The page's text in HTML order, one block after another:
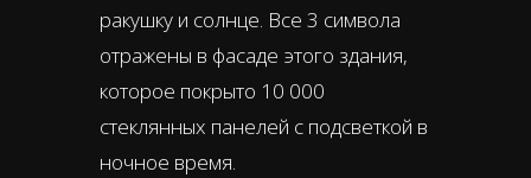
ракушку и солнце. Все 3 символа
отражены в фасаде этого здания,
которое покрыто 10 000
стеклянных панелей с подсветкой в
ночное время.